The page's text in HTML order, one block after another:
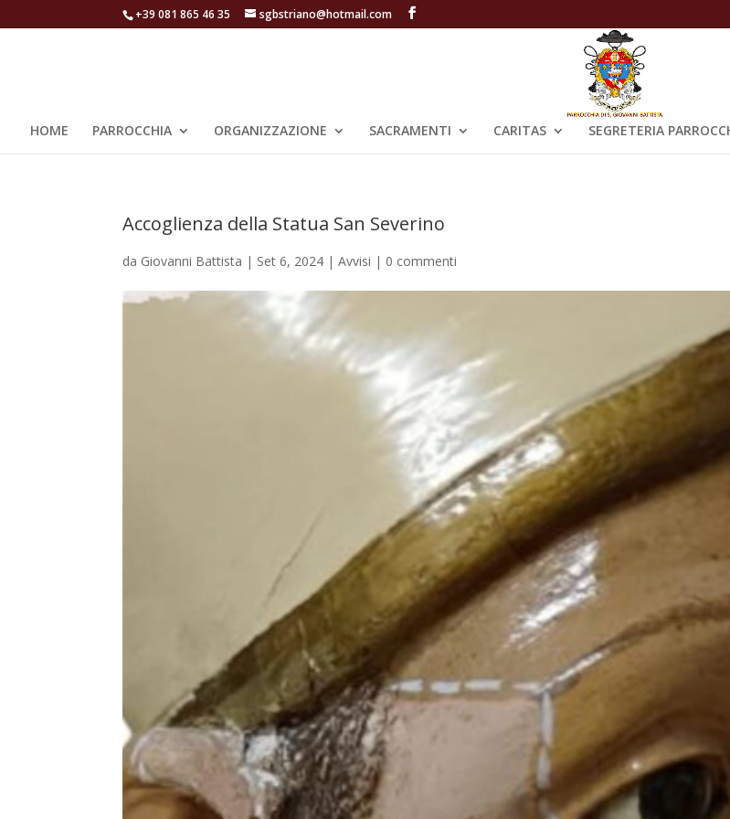
+39 081 865 46 35 sgbstriano@hotmail.com
HOME PARROCCHIA ORGANIZZAZIONE SACRAMENTI CARITAS SEGRETERIA
Accoglienza della Statua San Severino
da Giovanni Battista | Set 6, 2024 |Avvisi | 0 commenti